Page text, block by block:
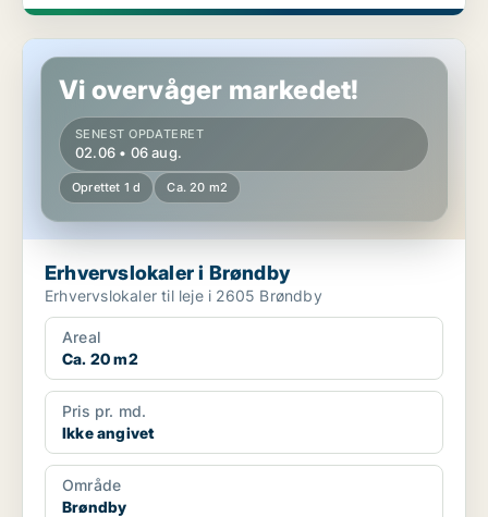
Erhvervslokaler i Brøndby
Vi overvåger markedet!
SENEST OPDATERET
02.06 • 06 aug.
Oprettet 1 d Ca. 20 m2
Erhvervslokaler i Brøndby
Erhvervslokaler til leje i 2605 Brøndby
Areal
Ca. 20 m2
Pris pr. md.
Ikke angivet
Område
Brøndby